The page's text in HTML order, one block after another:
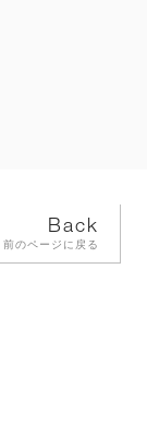
Back
前のページに戻る